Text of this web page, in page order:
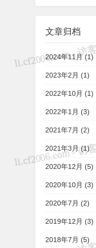
文章归档
2024年11月 (1)
2023年2月 (1)
2022年10月 (1)
2022年1月 (3)
2021年7月 (2)
2021年3月 (1)
2020年12月 (5)
2020年10月 (3)
2020年7月 (2)
2019年12月 (3)
2018年7月 (5)